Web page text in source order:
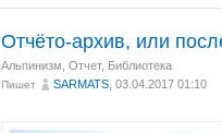
Отчёто-архив, или
Альпинизм Отчет, Библиотека
Пишет SARMATS , 03.04.2017 01:10